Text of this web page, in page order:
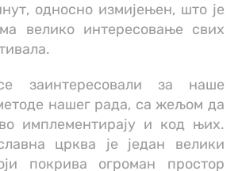
односно измијењен, што је
велико интересовање свих
заинтересовали за наше
нашег рада, са жељом да
имплементирају и код њих.
црква је један велики
покрива огроман простор